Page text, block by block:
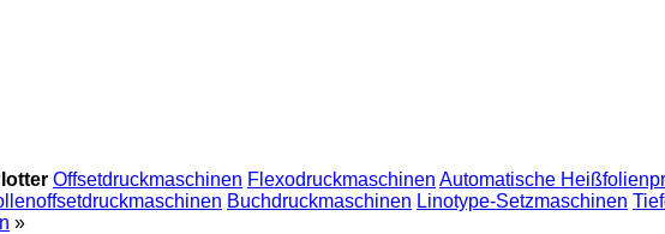
Offsetdruckmaschinen Flexodruckmaschinen Automatische
Buchdruckmaschinen Linotype-Setzmaschinen
»